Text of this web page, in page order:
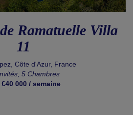
Ramatuelle Villa
11
Côte d'Azur, France
5 Chambres
€40 000 / semaine